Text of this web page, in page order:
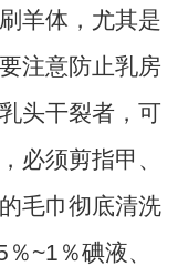
羊体，尤其是
注意防止乳房
头干裂者，可
必须剪指甲、
毛巾彻底清洗
~1％碘液、